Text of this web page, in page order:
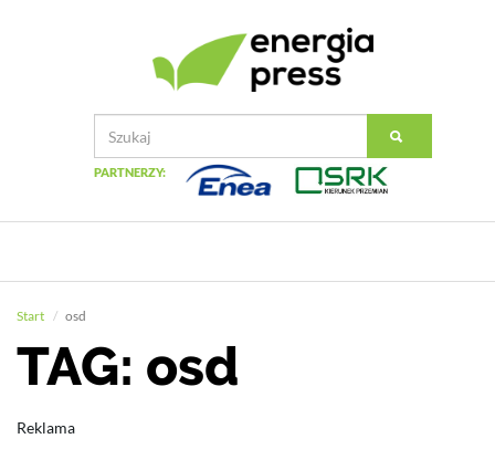
PARTNERZY:
Start osd
TAG: osd
Reklama